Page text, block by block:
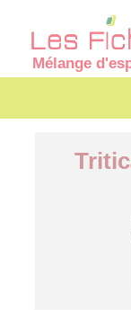
Mélange